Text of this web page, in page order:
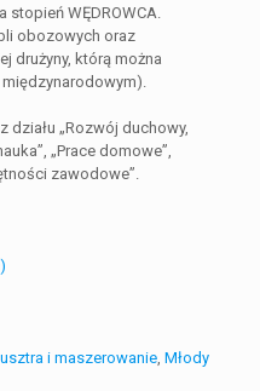
stopień WĘDROWCA.
obozowych oraz
drużyny, którą można
działu „Rozwój duchowy,
„Prace domowe”,
zawodowe”.
i maszerowanie, Młody